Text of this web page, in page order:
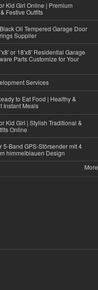
Kid Girl Online | Premium
Festive Outfits
Oil Tempered Garage Door
Supplier
or 18'x8' Residential Garage
Parts Customize for Your
Services
to Eat Food | Healthy &
Instant Meals
Kid Girl | Stylish Traditional &
Online
5-Band GPS-Störsender mit 4
himmelblauen Design
More